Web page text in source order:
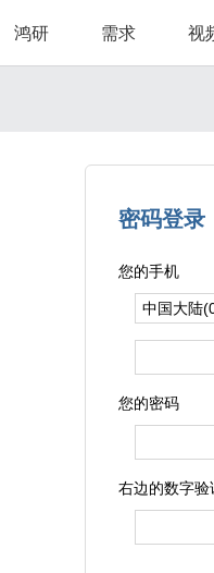
鸿研 需求 视
密码登录
您的手机
您的密码
右边的数字验